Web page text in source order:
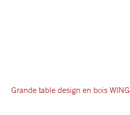
Grande table design en bois WING